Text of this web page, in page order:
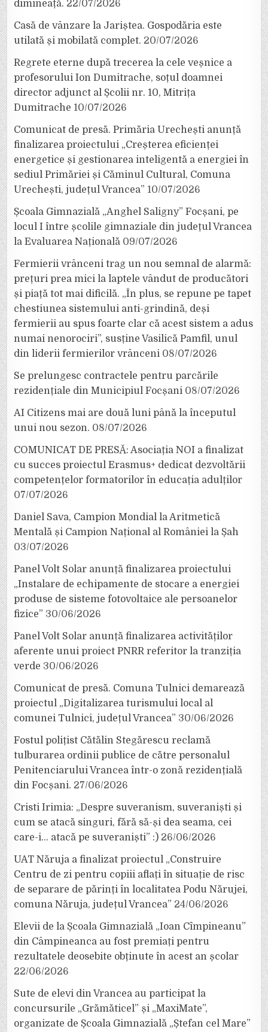
dimineață. 22/07/2026
Casă de vânzare la Jariștea. Gospodăria este
utilată și mobilată complet. 20/07/2026
Regrete eterne după trecerea la cele veșnice a
profesorului Ion Dumitrache, soțul doamnei
director adjunct al Școlii nr. 10, Mitrița
Dumitrache 10/07/2026
Comunicat de presă. Primăria Urechești anunță
finalizarea proiectului „Creșterea eficienței
energetice și gestionarea inteligentă a energiei în
sediul Primăriei și Căminul Cultural, Comuna
Urechești, județul Vrancea” 10/07/2026
Școala Gimnazială „Anghel Saligny” Focșani, pe
locul I între școlile gimnaziale din județul Vrancea
la Evaluarea Națională 09/07/2026
Fermierii vrânceni trag un nou semnal de alarmă:
prețuri prea mici la laptele vândut de producători
și piață tot mai dificilă. „În plus, se repune pe tapet
chestiunea sistemului anti-grindină, deși
fermierii au spus foarte clar că acest sistem a adus
numai nenorociri”, susține Vasilică Pamfil, unul
din liderii fermierilor vrânceni 08/07/2026
Se prelungesc contractele pentru parcările
rezidențiale din Municipiul Focșani 08/07/2026
AI Citizens mai are două luni până la începutul
unui nou sezon. 08/07/2026
COMUNICAT DE PRESĂ: Asociația NOI a finalizat
cu succes proiectul Erasmus+ dedicat dezvoltării
competențelor formatorilor în educația adulților
07/07/2026
Daniel Sava, Campion Mondial la Aritmetică
Mentală și Campion Național al României la Șah
03/07/2026
Panel Volt Solar anunță finalizarea proiectului
„Instalare de echipamente de stocare a energiei
produse de sisteme fotovoltaice ale persoanelor
fizice” 30/06/2026
Panel Volt Solar anunță finalizarea activităților
aferente unui proiect PNRR referitor la tranziția
verde 30/06/2026
Comunicat de presă. Comuna Tulnici demarează
proiectul „Digitalizarea turismului local al
comunei Tulnici, județul Vrancea” 30/06/2026
Fostul polițist Cătălin Stegărescu reclamă
tulburarea ordinii publice de către personalul
Penitenciarului Vrancea într-o zonă rezidențială
din Focșani. 27/06/2026
Cristi Irimia: „Despre suveranism, suveraniști și
cum se atacă singuri, fără să-și dea seama, cei
care-i… atacă pe suveraniști” :) 26/06/2026
UAT Năruja a finalizat proiectul „Construire
Centru de zi pentru copiii aflați în situație de risc
de separare de părinți în localitatea Podu Nărujei,
comuna Năruja, județul Vrancea” 24/06/2026
Elevii de la Școala Gimnazială „Ioan Cîmpineanu”
din Câmpineanca au fost premiați pentru
rezultatele deosebite obținute în acest an școlar
22/06/2026
Sute de elevi din Vrancea au participat la
concursurile „Grămăticel” și „MaxiMate”,
organizate de Școala Gimnazială „Ștefan cel Mare”